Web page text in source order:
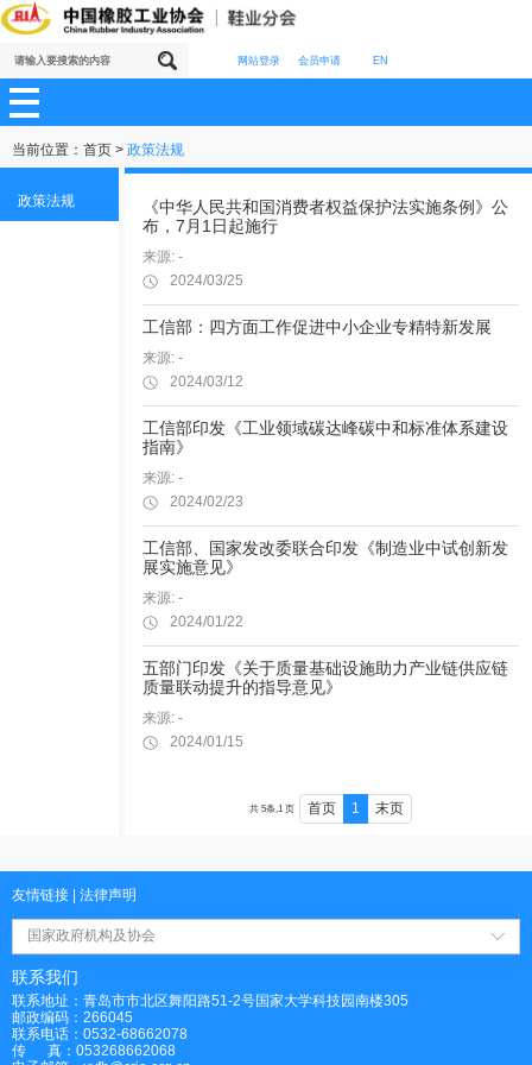
网站登录 会员申请 EN
当前位置： 首页 > 政策法规
政策法规
《中华人民共和国消费者权益保护法实施条例》公
布，7月1日起施行
来源: -
2024/03/25
工信部：四方面工作促进中小企业专精特新发展
来源: -
2024/03/12
工信部印发《工业领域碳达峰碳中和标准体系建设
指南》
来源: -
2024/02/23
工信部、国家发改委联合印发《制造业中试创新发
展实施意见》
来源: -
2024/01/22
五部门印发《关于质量基础设施助力产业链供应链
质量联动提升的指导意见》
来源: -
2024/01/15
共 5条,1 页 首页 1 末页
友情链接 | 法律声明
国家政府机构及协会
联系我们
联系地址：青岛市市北区舞阳路51-2号国家大学科技园南楼305
邮政编码：266045
联系电话：0532-68662078
传 真：053268662068